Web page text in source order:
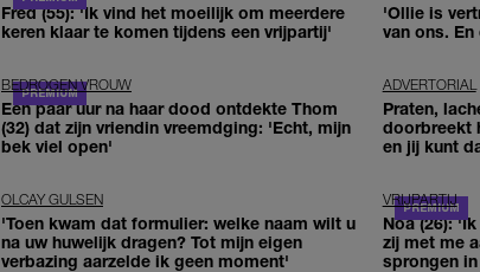
Fred (55): 'Ik vind het moeilijk om meerdere
keren klaar te komen tijdens een vrijpartij'
'Ollie is
van ons. En
BEDROGEN VROUW
Een paar uur na haar dood ontdekte Thom
(32) dat zijn vriendin vreemdging: 'Echt, mijn
bek viel open'
ADVERTORIAL
Praten,
doorbreekt
en jij kunt
OLCAY GULSEN
'Toen kwam dat formulier: welke naam wilt u
na uw huwelijk dragen? Tot mijn eigen
verbazing aarzelde ik geen moment'
VRIJPARTIJ
Noa (26):
zij met me
sprongen